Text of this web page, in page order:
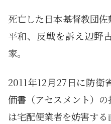
死亡した日本基督教団
平和、反戦を訴え辺野
家。
2011年12月27日に防衛
価書（アセスメント）
は宅配便業者を妨害する